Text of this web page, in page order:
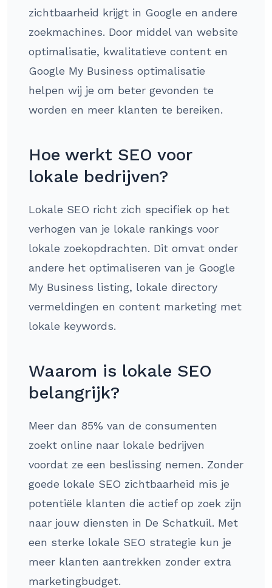
zichtbaarheid krijgt in Google en andere
zoekmachines. Door middel van website
optimalisatie, kwalitatieve content en
Google My Business optimalisatie
helpen wij je om beter gevonden te
worden en meer klanten te bereiken.
Hoe werkt SEO voor
lokale bedrijven?
Lokale SEO richt zich specifiek op het
verhogen van je lokale rankings voor
lokale zoekopdrachten. Dit omvat onder
andere het optimaliseren van je Google
My Business listing, lokale directory
vermeldingen en content marketing met
lokale keywords.
Waarom is lokale SEO
belangrijk?
Meer dan 85% van de consumenten
zoekt online naar lokale bedrijven
voordat ze een beslissing nemen. Zonder
goede lokale SEO zichtbaarheid mis je
potentiële klanten die actief op zoek zijn
naar jouw diensten in De Schatkuil. Met
een sterke lokale SEO strategie kun je
meer klanten aantrekken zonder extra
marketingbudget.